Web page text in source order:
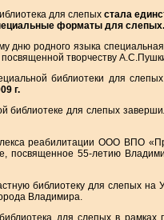
для слепых стала
форматы для
дню родного языка
творчеству
библиотеки для
г.
библиотеке для слепых
реабилитации ООО ВПО
посвященное 55-летию
библиотеку для слепых
Владимира.
для слепых в рамках